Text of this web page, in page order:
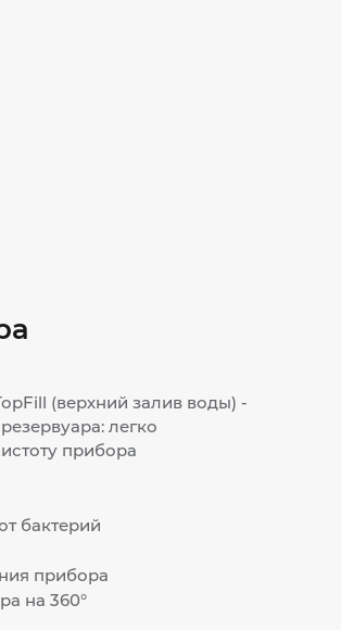
(верхний залив воды) -
легко
прибора
бактерий
прибора
на 360°